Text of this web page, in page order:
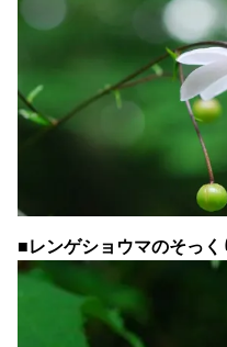
■レンゲショウマのそっく